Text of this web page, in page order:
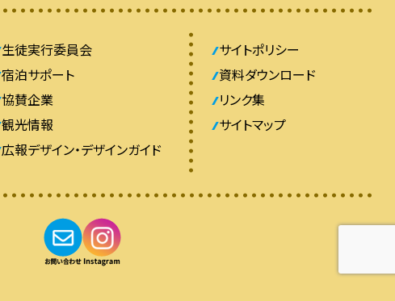
生徒実行委員会
宿泊サポート
協賛企業
観光情報
広報デザイン・デザインガイド
サイトポリシー
資料ダウンロード
リンク集
サイトマップ